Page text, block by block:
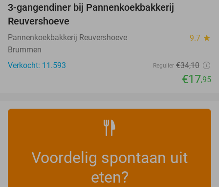
3-gangendiner bij Pannenkoekbakkerij
Reuvershoeve
Pannenkoekbakkerij Reuvershoeve 9.7 star
Brummen
Verkocht: 11.593
Regulier €34,10
€17,95
Voordelig spontaan uit
eten?